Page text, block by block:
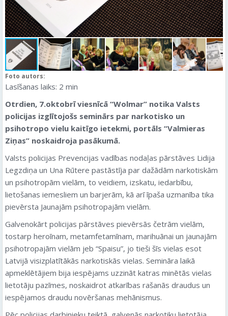
Foto autors:
Lasīšanas laiks: 2 min
Otrdien, 7.oktobrī viesnīcā “Wolmar” notika Valsts
policijas izglītojošs seminārs par narkotisko un
psihotropo vielu kaitīgo ietekmi, portāls “Valmieras
Ziņas” noskaidroja pasākumā.
Valsts policijas Prevencijas vadības nodaļas pārstāves Lidija
Legzdiņa un Una Rūtere pastāstīja par dažādām narkotiskām
un psihotropām vielām, to veidiem, izskatu, iedarbību,
lietošanas iemesliem un barjerām, kā arī īpaša uzmanība tika
pievērsta Jaunajām psihotropajām vielām.
Galvenokārt policijas pārstāves pievērsās četrām vielām,
tostarp heroīnam, metamfetamīnam, marihuānai un jaunajām
psihotropajām vielām jeb “Spaisu”, jo tieši šīs vielas esot
Latvijā visizplatītākās narkotiskās vielas. Semināra laikā
apmeklētājiem bija iespējams uzzināt katras minētās vielas
lietotāju pazīmes, noskaidrot atkarības rašanās draudus un
iespējamos draudu novēršanas mehānismus.